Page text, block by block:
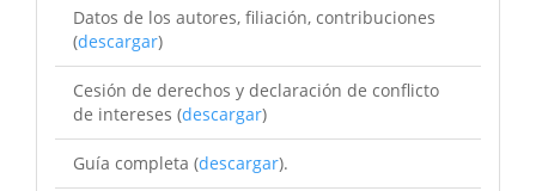
Datos de los autores, filiación, contribuciones
(descargar)
Cesión de derechos y declaración de conflicto
de intereses (descargar)
Guía completa (descargar).